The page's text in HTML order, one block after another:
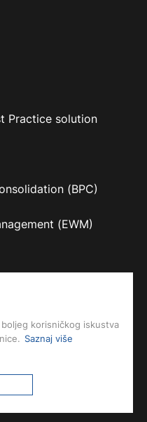
Practice solution
(BPC)
(EWM)
korisničkog iskustva
Saznaj više